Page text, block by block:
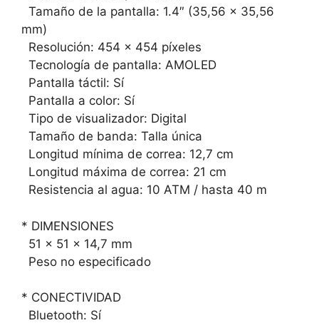
Tamaño de la pantalla: 1.4″ (35,56 x 35,56
mm)
Resolución: 454 x 454 píxeles
Tecnología de pantalla: AMOLED
Pantalla táctil: Sí
Pantalla a color: Sí
Tipo de visualizador: Digital
Tamaño de banda: Talla única
Longitud mínima de correa: 12,7 cm
Longitud máxima de correa: 21 cm
Resistencia al agua: 10 ATM / hasta 40 m
* DIMENSIONES
51 x 51 x 14,7 mm
Peso no especificado
* CONECTIVIDAD
Bluetooth: Sí